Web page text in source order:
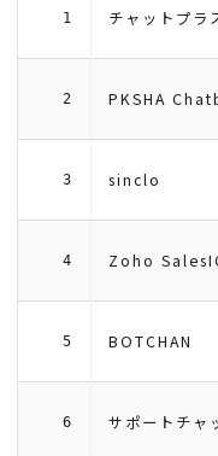
1 チャットプラ
2 PKSHA
3 sinclo
4 Zoho
5 BOTCHAN
6 サポートチャ